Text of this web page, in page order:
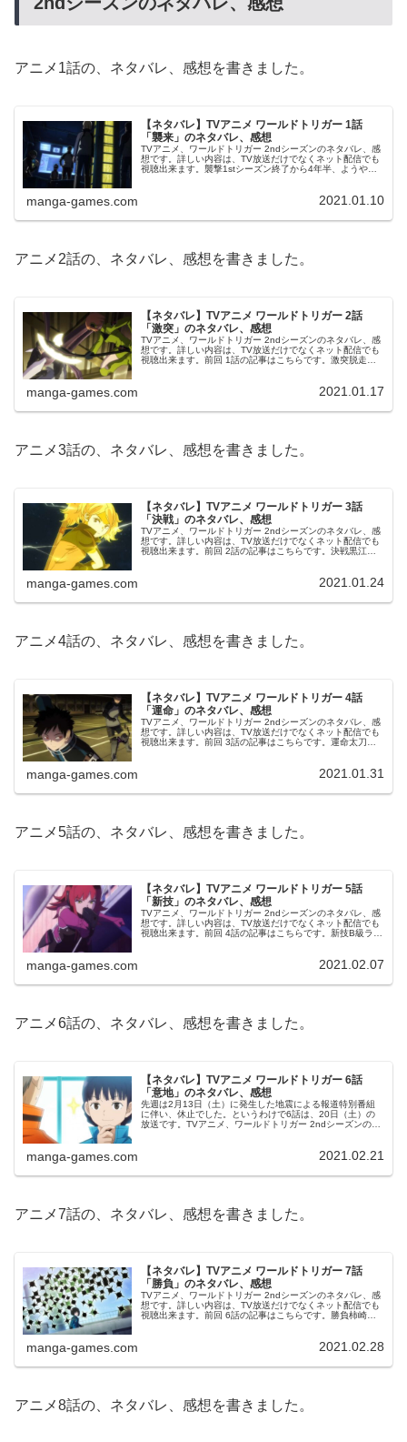
アニメ1話の、ネタバレ、感想を書きました。
【ネタバレ】TVアニメ ワールドトリガー 1話
「襲来」のネタバレ、感想
TVアニメ、ワールドトリガー 2ndシーズンのネタバレ、感
想です。詳しい内容は、TV放送だけでなくネット配信でも
視聴出来ます。襲撃1stシーズン終了から4年半、ようやく
manga-games.com 2021.01.10
アニメ2話の、ネタバレ、感想を書きました。
【ネタバレ】TVアニメ ワールドトリガー 2話
「激突」のネタバレ、感想
TVアニメ、ワールドトリガー 2ndシーズンのネタバレ、感
想です。詳しい内容は、TV放送だけでなくネット配信でも
視聴出来ます。前回 1話の記事はこちらです。激突脱走し
manga-games.com 2021.01.17
アニメ3話の、ネタバレ、感想を書きました。
【ネタバレ】TVアニメ ワールドトリガー 3話
「決戦」のネタバレ、感想
TVアニメ、ワールドトリガー 2ndシーズンのネタバレ、感
想です。詳しい内容は、TV放送だけでなくネット配信でも
視聴出来ます。前回 2話の記事はこちらです。決戦黒江＆
manga-games.com 2021.01.24
アニメ4話の、ネタバレ、感想を書きました。
【ネタバレ】TVアニメ ワールドトリガー 4話
「運命」のネタバレ、感想
TVアニメ、ワールドトリガー 2ndシーズンのネタバレ、感
想です。詳しい内容は、TV放送だけでなくネット配信でも
視聴出来ます。前回 3話の記事はこちらです。運命太刀川
manga-games.com 2021.01.31
アニメ5話の、ネタバレ、感想を書きました。
【ネタバレ】TVアニメ ワールドトリガー 5話
「新技」のネタバレ、感想
TVアニメ、ワールドトリガー 2ndシーズンのネタバレ、感
想です。詳しい内容は、TV放送だけでなくネット配信でも
視聴出来ます。前回 4話の記事はこちらです。新技B級ラン
manga-games.com 2021.02.07
アニメ6話の、ネタバレ、感想を書きました。
【ネタバレ】TVアニメ ワールドトリガー 6話
「意地」のネタバレ、感想
先週は2月13日（土）に発生した地震による報道特別番組
に伴い、休止でした。というわけで6話は、20日（土）の
放送です。TVアニメ、ワールドトリガー 2ndシーズンのネ
manga-games.com 2021.02.21
アニメ7話の、ネタバレ、感想を書きました。
【ネタバレ】TVアニメ ワールドトリガー 7話
「勝負」のネタバレ、感想
TVアニメ、ワールドトリガー 2ndシーズンのネタバレ、感
想です。詳しい内容は、TV放送だけでなくネット配信でも
視聴出来ます。前回 6話の記事はこちらです。勝負柿崎は
manga-games.com 2021.02.28
アニメ8話の、ネタバレ、感想を書きました。